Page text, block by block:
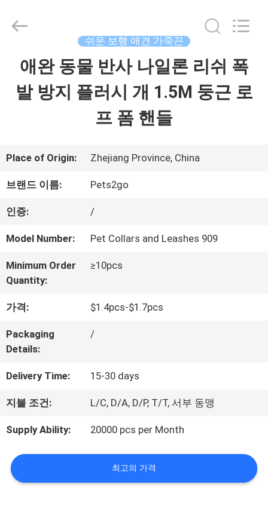
우
리
에
하
여
공
장
여
행
연
Pets2Go
Co.Ltd.
쉬운 보행 애견 가죽끈
애완 동물 반사 나일론 리쉬 폭
발 방지 플러시 개 1.5M 둥근 로
프 폼 핸들
Place of Origin: Zhejiang Province, China
브랜드 이름: Pets2go
인증: /
Model Number: Pet Collars and Leashes 909
Minimum Order
Quantity:
≥10pcs
가격: $1.4pcs-$1.7pcs
Packaging
Details:
/
Delivery Time: 15-30 days
지불 조건: L/C, D/A, D/P, T/T, 서부 동맹
Supply Ability: 20000 pcs per Month
최고의 가격